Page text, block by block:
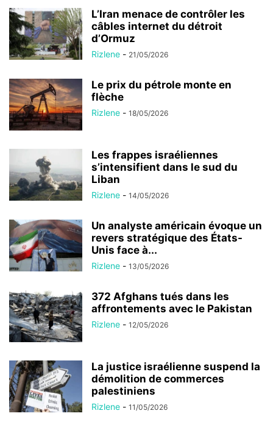
L’Iran menace de contrôler les
câbles internet du détroit
d’Ormuz
Rizlene - 21/05/2026
Le prix du pétrole monte en
flèche
Rizlene - 18/05/2026
Les frappes israéliennes
s’intensifient dans le sud du
Liban
Rizlene - 14/05/2026
Un analyste américain évoque un
revers stratégique des États-
Unis face à...
Rizlene - 13/05/2026
372 Afghans tués dans les
affrontements avec le Pakistan
Rizlene - 12/05/2026
La justice israélienne suspend la
démolition de commerces
palestiniens
Rizlene - 11/05/2026